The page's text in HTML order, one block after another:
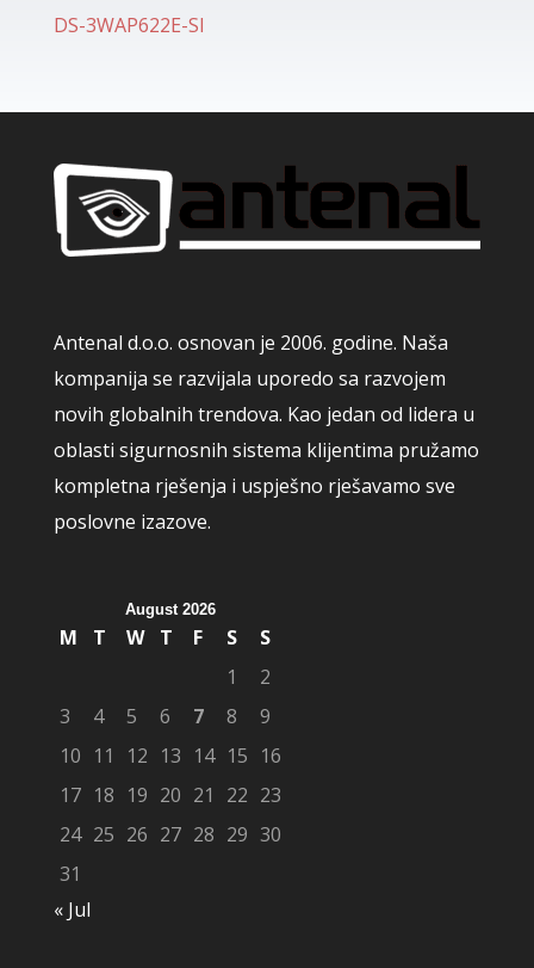
DS-3WAP622E-SI
Antenal d.o.o. osnovan je 2006. godine. Naša
kompanija se razvijala uporedo sa razvojem
novih globalnih trendova. Kao jedan od lidera u
oblasti sigurnosnih sistema klijentima pružamo
kompletna rješenja i uspješno rješavamo sve
poslovne izazove.
August 2026
M T W T F S
S
1
2
3
4 5 6 7 8
9
10 11 12 13 14 15 16
17 18 19 20 21 22 23
24 25 26 27 28 29 30
31
« Jul